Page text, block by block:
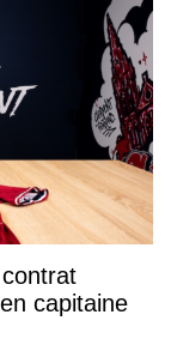
capitaine